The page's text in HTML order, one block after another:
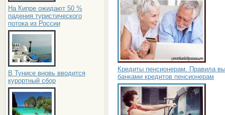
На Кипре ожидают 50 %
падения туристического
потока из России
В Тунисе вновь вводится
курортный сбор
Кредиты пенсионерам. Правила
банками кредитов пенсионерам